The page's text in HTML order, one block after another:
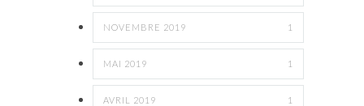
NOVEMBRE 2019 1
MAI 2019 1
AVRIL 2019 1